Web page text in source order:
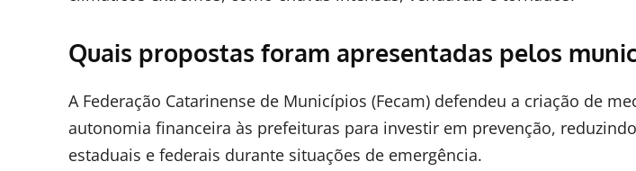
Quais propostas foram apresentadas pelos
A Federação Catarinense de Municípios (Fecam) defendeu a criação de
autonomia financeira às prefeituras para investir em prevenção,
estaduais e federais durante situações de emergência.